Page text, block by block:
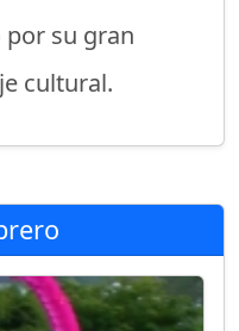
por su gran
cultural.